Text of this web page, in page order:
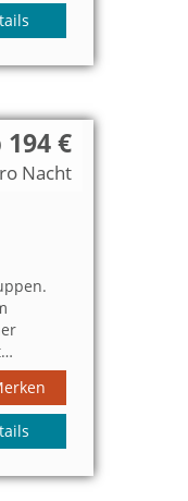
194 €
Nacht